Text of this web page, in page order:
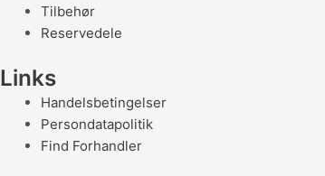
Tilbehør
Reservedele
Links
Handelsbetingelser
Persondatapolitik
Find Forhandler